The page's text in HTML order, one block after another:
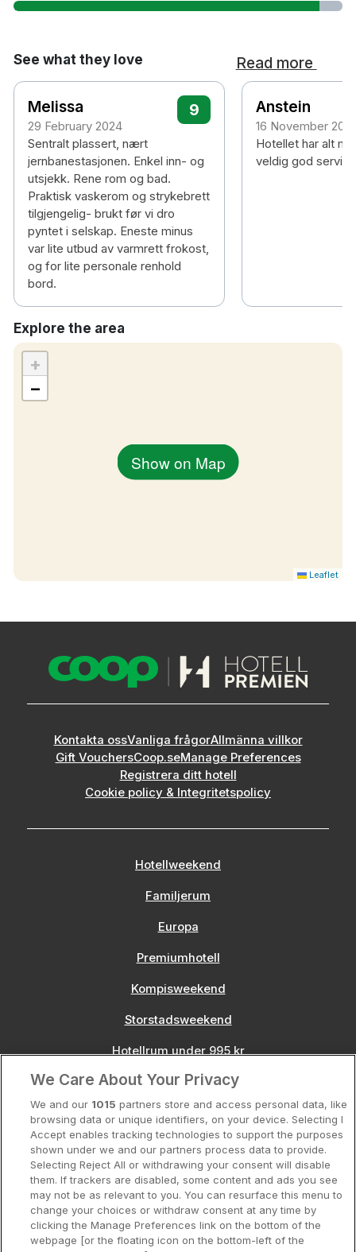
centralstation
25 minuters bilresa till Köpenhamn Kastrup
See what they love Read more
Melissa
29 February 2024
9
Sentralt plassert, nært
jernbanestasjonen. Enkel inn- og
utsjekk. Rene rom og bad.
Praktisk vaskerom og strykebrett
tilgjengelig- brukt før vi dro
pyntet i selskap. Eneste minus
var lite utbud av varmrett frokost,
og for lite personale renhold
bord.
Anstein
16 November
Hotellet har alt
veldig god
Explore the area
Show on Map
+
−
Leaflet
Kontakta ossVanliga frågorAllmänna villkor
Gift VouchersCoop.seManage Preferences
Registrera ditt hotell
Cookie policy & Integritetspolicy
Hotellweekend
Familjerum
Europa
Premiumhotell
Kompisweekend
Storstadsweekend
Hotellrum under 995 kr
Spahotell
Sydsverige
Om Hotellpremien
Nya hotell
Stadsweekend
We Care About Your Privacy
We and our 1015 partners store and access personal data, like
browsing data or unique identifiers, on your device. Selecting I
Accept enables tracking technologies to support the purposes
shown under we and our partners process data to provide.
Selecting Reject All or withdrawing your consent will disable
them. If trackers are disabled, some content and ads you see
may not be as relevant to you. You can resurface this menu to
change your choices or withdraw consent at any time by
clicking the Manage Preferences link on the bottom of the
webpage [or the floating icon on the bottom-left of the